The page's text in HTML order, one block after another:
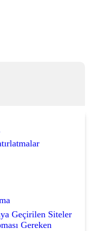
Geçirilen Siteler
Gereken